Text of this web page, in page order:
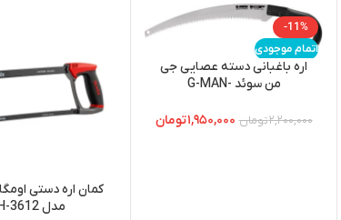
-11%
اتمام موجودی
اره باغبانی دسته عصایی جی
من سوئد G-MAN-
۲,۲۰۰,۰۰۰تومان ۱,۹۵۰,۰۰۰تومان
کمان اره دستی
مدل RH-3612